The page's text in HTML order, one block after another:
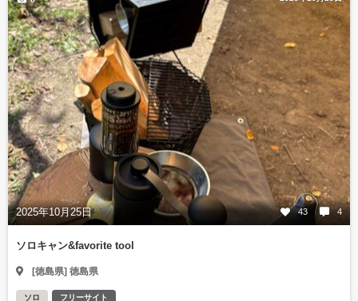
2025年10月25日 43 4
ソロキャン&favorite tool
[徳島県] 徳島県
ソロ フリーサイト